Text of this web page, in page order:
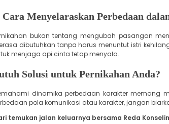
Cara Menyelaraskan Perbedaan
bukan tentang mengubah pasangan
dibutuhkan tanpa harus menuntut istri
menjaga api cinta tetap menyala.
Solusi untuk Pernikahan Anda?
dinamika perbedaan karakter memang
pola komunikasi atau karakter, jangan
temukan jalan keluarnya bersama Reda